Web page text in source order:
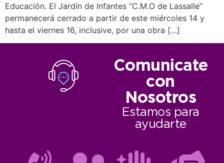
Educación. El Jardín de Infantes “C.M.O de Lassalle”
permanecerá cerrado a partir de este miércoles 14 y
hasta el viernes 16, inclusive, por una obra […]
Comunicate
con
Nosotros
Estamos para
ayudarte